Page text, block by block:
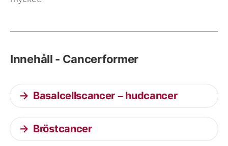
Innehåll - Cancerformer
Basalcellscancer – hudcancer
Bröstcancer